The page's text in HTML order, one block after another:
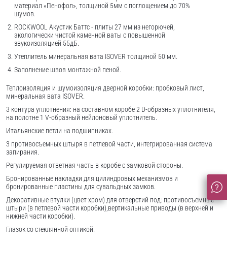
материал «Пенофол», толщиной 5мм с поглощением до 70%
шумов.
ROCKWOOL Акустик Баттс - плиты 27 мм из негорючей,
экологически чистой каменной ваты с повышенной
звукоизоляцией 55дБ.
Утеплитель минеральная вата ISOVER толщиной 50 мм.
Заполнение швов монтажной пеной.
Теплоизоляция и шумоизоляция дверной коробки: пробковый лист,
минеральная вата ISOVER.
3 контура уплотнения: на составном коробе 2 D-образных уплотнителя,
на полотне 1 V-образный нейлоновый уплотнитель.
Итальянские петли на подшипниках.
3 противосъемных штыря в петлевой части, интегрированная система
запирания.
Регулируемая ответная часть в коробе с замковой стороны.
Бронированные накладки для цилиндровых механизмов и
бронированные пластины для сувальдных замков.
Декоративные втулки (цвет хром) для отверстий под: противосъемные
штыри (в петлевой части коробки),вертикальные приводы (в верхней и
нижней части коробки).
Глазок со стеклянной оптикой.